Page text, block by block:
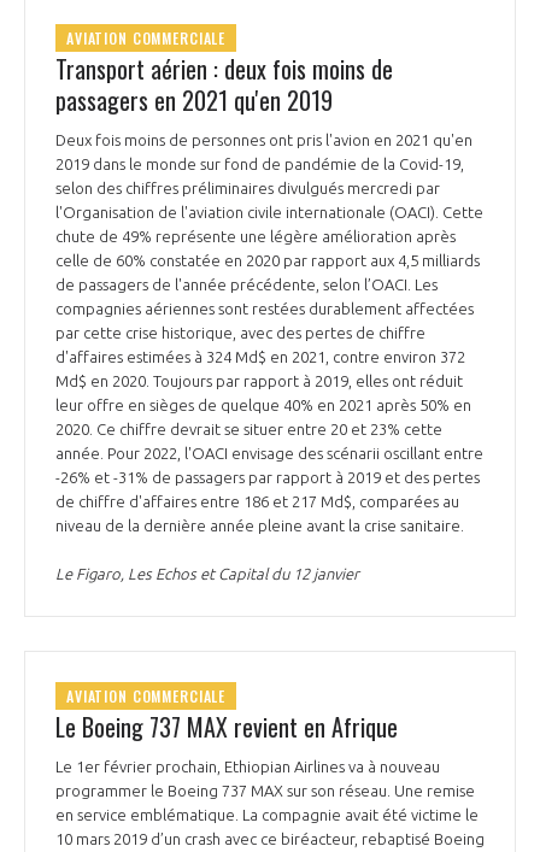
AVIATION COMMERCIALE
Transport aérien : deux fois moins de
passagers en 2021 qu'en 2019
Deux fois moins de personnes ont pris l'avion en 2021 qu'en
2019 dans le monde sur fond de pandémie de la Covid-19,
selon des chiffres préliminaires divulgués mercredi par
l'Organisation de l'aviation civile internationale (OACI). Cette
chute de 49% représente une légère amélioration après
celle de 60% constatée en 2020 par rapport aux 4,5 milliards
de passagers de l'année précédente, selon l’OACI. Les
compagnies aériennes sont restées durablement affectées
par cette crise historique, avec des pertes de chiffre
d'affaires estimées à 324 Md$ en 2021, contre environ 372
Md$ en 2020. Toujours par rapport à 2019, elles ont réduit
leur offre en sièges de quelque 40% en 2021 après 50% en
2020. Ce chiffre devrait se situer entre 20 et 23% cette
année. Pour 2022, l'OACI envisage des scénarii oscillant entre
-26% et -31% de passagers par rapport à 2019 et des pertes
de chiffre d'affaires entre 186 et 217 Md$, comparées au
niveau de la dernière année pleine avant la crise sanitaire.
Le Figaro, Les Echos et Capital du 12 janvier
AVIATION COMMERCIALE
Le Boeing 737 MAX revient en Afrique
Le 1er février prochain, Ethiopian Airlines va à nouveau
programmer le Boeing 737 MAX sur son réseau. Une remise
en service emblématique. La compagnie avait été victime le
10 mars 2019 d’un crash avec ce biréacteur, rebaptisé Boeing